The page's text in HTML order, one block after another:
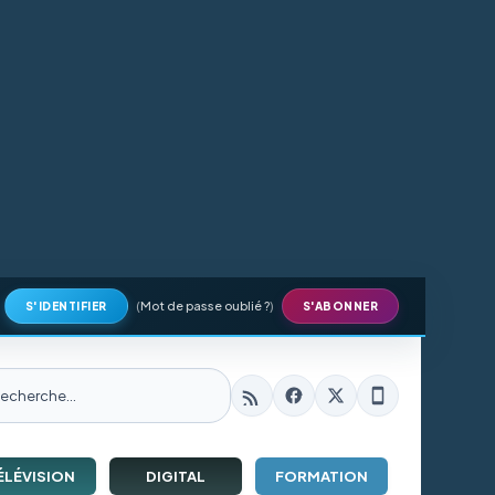
S'IDENTIFIER (Mot de passe oublié ?) S'ABONNER
DIGITAL FORMATION